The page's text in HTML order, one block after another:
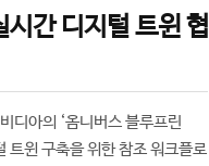
간 디지털 트윈 협
디아의 ‘옴니버스 블루프린
트윈 구축을 위한 참조 워크플로